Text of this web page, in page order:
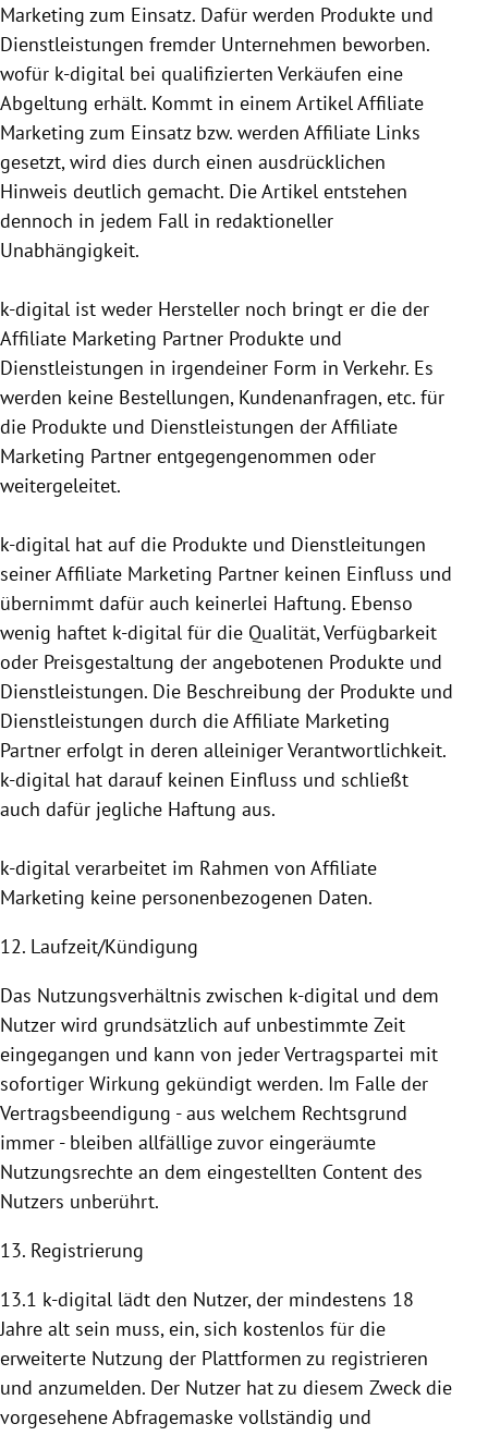
Marketing zum Einsatz. Dafür werden Produkte und
Dienstleistungen fremder Unternehmen beworben.
wofür k-digital bei qualifizierten Verkäufen eine
Abgeltung erhält. Kommt in einem Artikel Affiliate
Marketing zum Einsatz bzw. werden Affiliate Links
gesetzt, wird dies durch einen ausdrücklichen
Hinweis deutlich gemacht. Die Artikel entstehen
dennoch in jedem Fall in redaktioneller
Unabhängigkeit.
k-digital ist weder Hersteller noch bringt er die der
Affiliate Marketing Partner Produkte und
Dienstleistungen in irgendeiner Form in Verkehr. Es
werden keine Bestellungen, Kundenanfragen, etc. für
die Produkte und Dienstleistungen der Affiliate
Marketing Partner entgegen­genommen oder
weitergeleitet.
k-digital hat auf die Produkte und Dienstleitungen
seiner Affiliate Marketing Partner keinen Einfluss und
übernimmt dafür auch keinerlei Haftung. Ebenso
wenig haftet k-digital für die Qualität, Verfügbarkeit
oder Preisgestaltung der angebotenen Produkte und
Dienstleistungen. Die Beschreibung der Produkte und
Dienstleistungen durch die Affiliate Marketing
Partner erfolgt in deren alleiniger Verantwortlichkeit.
k-digital hat darauf keinen Einfluss und schließt
auch dafür jegliche Haftung aus.
k-digital verarbeitet im Rahmen von Affiliate
Marketing keine personen­bezogenen Daten.
12. Laufzeit/Kündigung
Das Nutzungsverhältnis zwischen k-digital und dem
Nutzer wird grundsätzlich auf unbestimmte Zeit
eingegangen und kann von jeder Vertragspartei mit
sofortiger Wirkung gekündigt werden. Im Falle der
Vertragsbeendigung - aus welchem Rechtsgrund
immer - bleiben allfällige zuvor eingeräumte
Nutzungsrechte an dem eingestellten Content des
Nutzers unberührt.
13. Registrierung
13.1 k-digital lädt den Nutzer, der mindestens 18
Jahre alt sein muss, ein, sich kostenlos für die
erweiterte Nutzung der Plattformen zu registrieren
und anzumelden. Der Nutzer hat zu diesem Zweck die
vorgesehene Abfragemaske vollständig und